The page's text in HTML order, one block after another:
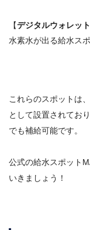
【デジタルウォレッ
水素水が出る給水ス
これらのスポットは
として設置されてお
でも補給可能です。
公式の給水スポット
いきましょう！